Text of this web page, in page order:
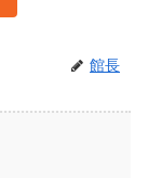
館長